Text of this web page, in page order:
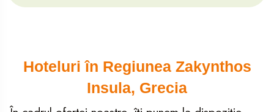
Hoteluri în Regiunea Zakynthos
Insula, Grecia